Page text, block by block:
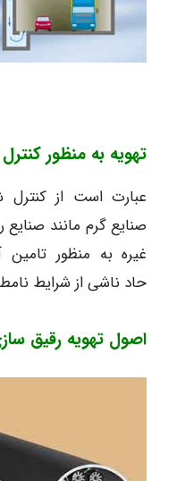
تهویه به منظور
عبارت است از
صنایع گرم مانند صنایع
غیره به منظور
حاد ناشی از شرایط
اصول تهویه رقیق